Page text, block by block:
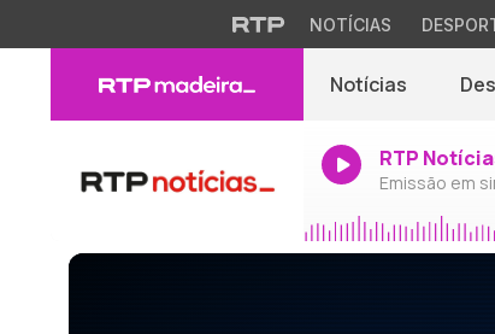
NOTÍCIAS
Notícias
RTP
Emissão em